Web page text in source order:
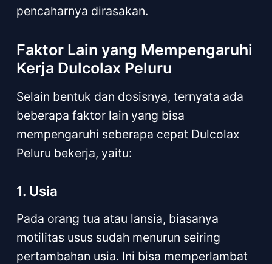
pencaharnya dirasakan.
Faktor Lain yang Mempengaruhi
Kerja Dulcolax Peluru
Selain bentuk dan dosisnya, ternyata ada
beberapa faktor lain yang bisa
mempengaruhi seberapa cepat Dulcolax
Peluru bekerja, yaitu:
1. Usia
Pada orang tua atau lansia, biasanya
motilitas usus sudah menurun seiring
pertambahan usia. Ini bisa memperlambat